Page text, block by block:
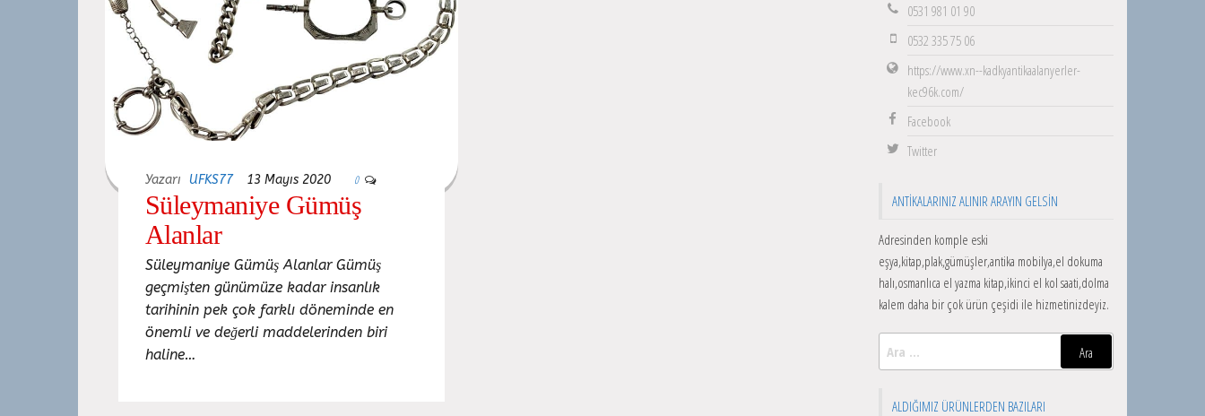
Yazarı UFKS77 13 Mayıs 2020 0
Süleymaniye Gümüş
Alanlar
Süleymaniye Gümüş Alanlar Gümüş
geçmişten günümüze kadar insanlık
tarihinin pek çok farklı döneminde en
önemli ve değerli maddelerinden biri
haline…
0531 981 01 90
0532 335 75 06
https://www.xn--kadkyantikaalanyerler-
kec96k.com/
Facebook
Twitter
ANTIKALARINIZ ALINIR ARAYIN GELSIN
Adresinden komple eski
eşya,kitap,plak,gümüşler,antika mobilya,el dokuma
halı,osmanlıca el yazma kitap,ikinci el kol saati,dolma
kalem daha bir çok ürün çeşidi ile hizmetinizdeyiz.
ALDIĞIMIZ ÜRÜNLERDEN BAZILARI